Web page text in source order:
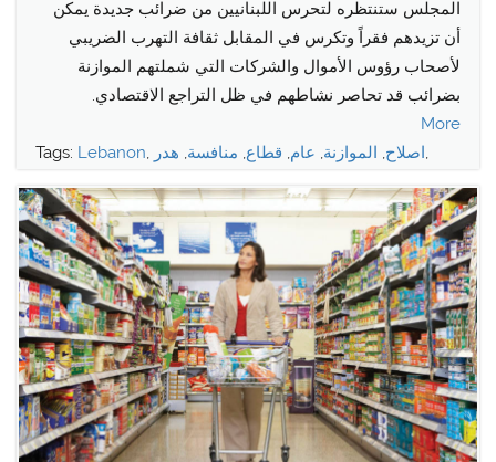
المجلس ستنتظره لتحرس اللبنانيين من ضرائب جديدة يمكن
أن تزيدهم فقراً وتكرس في المقابل ثقافة التهرب الضريبي
لأصحاب رؤوس الأموال والشركات التي شملتهم الموازنة
بضرائب قد تحاصر نشاطهم في ظل التراجع الاقتصادي.
More
Tags: Lebanon, اصلاح, الموازنة, عام, قطاع, منافسة, هدر ,